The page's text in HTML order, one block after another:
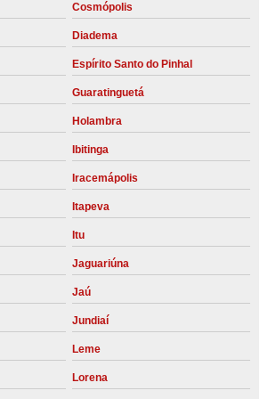
Cosmópolis
Diadema
Espírito Santo do Pinhal
Guaratinguetá
Holambra
Ibitinga
Iracemápolis
Itapeva
Itu
Jaguariúna
Jaú
Jundiaí
Leme
Lorena